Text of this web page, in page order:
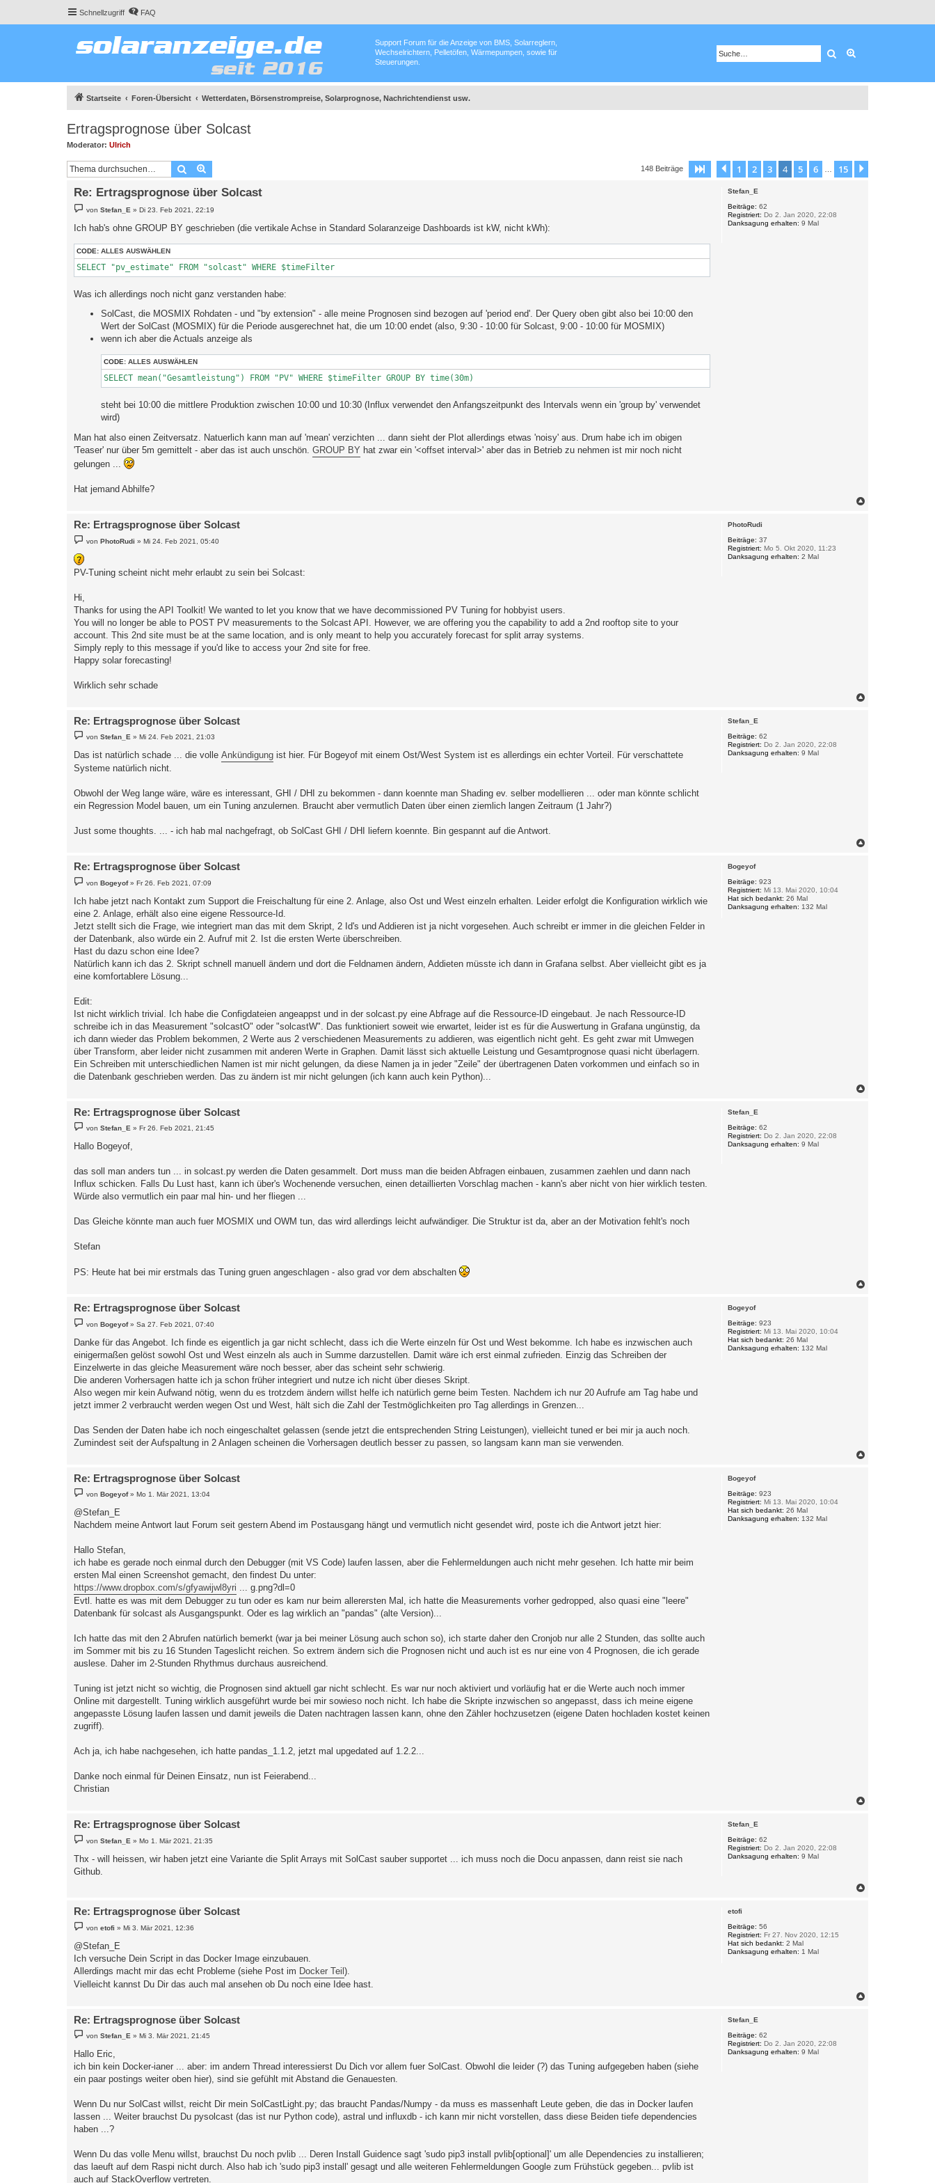
Schnellzugriff FAQ
Support Forum für die Anzeige von BMS, Solarreglern,
Wechselrichtern, Pelletöfen, Wärmepumpen, sowie für
Steuerungen.
Suche
Startseite Foren-Übersicht Wetterdaten, Börsenstrompreise, Solarprognose, Nachrichtendienst usw.
Ertragsprognose über Solcast
Moderator: Ulrich
Suche 148 Beiträge Seite von15
Vorherige
1 2 3 4 5 6 15
Stefan_E
Beiträge: 62
Registriert: Do 2. Jan 2020, 22:08
Danksagung erhalten: 9 Mal
Re: Ertragsprognose über Solcast
e
t
a
vonStefan_E »Di 23. Feb 2021, 22:19
Ich hab's ohne GROUP BY geschrieben (die vertikale Achse in Standard Solaranzeige Dashboards ist kW, nicht kWh):
CODE: ALLES AUSWÄHLEN
SELECT "pv_estimate" FROM "solcast" WHERE $timeFilter
Was ich allerdings noch nicht ganz verstanden habe:
SolCast, die MOSMIX Rohdaten - und "by extension" - alle meine Prognosen sind bezogen auf 'period end'. Der Query oben gibt also bei 10:00 den
Wert der SolCast (MOSMIX) für die Periode ausgerechnet hat, die um 10:00 endet (also, 9:30 - 10:00 für Solcast, 9:00 - 10:00 für MOSMIX)
wenn ich aber die Actuals anzeige als
CODE: ALLES AUSWÄHLEN
SELECT mean("Gesamtleistung") FROM "PV" WHERE $timeFilter GROUP BY time(30m)
steht bei 10:00 die mittlere Produktion zwischen 10:00 und 10:30 (Influx verwendet den Anfangszeitpunkt des Intervals wenn ein 'group by' verwendet
wird)
Man hat also einen Zeitversatz. Natuerlich kann man auf 'mean' verzichten ... dann sieht der Plot allerdings etwas 'noisy' aus. Drum habe ich im obigen
'Teaser' nur über 5m gemittelt - aber das ist auch unschön. GROUP BY hat zwar ein '<offset interval>' aber das in Betrieb zu nehmen ist mir noch nicht
gelungen ...
Hat jemand Abhilfe?
PhotoRudi
Beiträge: 37
Registriert: Mo 5. Okt 2020, 11:23
Danksagung erhalten: 2 Mal
Re: Ertragsprognose über Solcast
e
t
r
vonPhotoRudi »Mi 24. Feb 2021, 05:40
PV-Tuning scheint nicht mehr erlaubt zu sein bei Solcast:
Hi,
Thanks for using the API Toolkit! We wanted to let you know that we have decommissioned PV Tuning for hobbyist users.
You will no longer be able to POST PV measurements to the Solcast API. However, we are offering you the capability to add a 2nd rooftop site to your
account. This 2nd site must be at the same location, and is only meant to help you accurately forecast for split array systems.
Simply reply to this message if you'd like to access your 2nd site for free.
Happy solar forecasting!
Wirklich sehr schade
Stefan_E
Beiträge: 62
Registriert: Do 2. Jan 2020, 22:08
Danksagung erhalten: 9 Mal
Re: Ertragsprognose über Solcast
t
r
vonStefan_E » Mi 24. Feb 2021, 21:03
Das ist natürlich schade ... die volle Ankündigung ist hier. Für Bogeyof mit einem Ost/West System ist es allerdings ein echter Vorteil. Für verschattete
Systeme natürlich nicht.
Obwohl der Weg lange wäre, wäre es interessant, GHI / DHI zu bekommen - dann koennte man Shading ev. selber modellieren ... oder man könnte schlicht
ein Regression Model bauen, um ein Tuning anzulernen. Braucht aber vermutlich Daten über einen ziemlich langen Zeitraum (1 Jahr?)
Just some thoughts. ... - ich hab mal nachgefragt, ob SolCast GHI / DHI liefern koennte. Bin gespannt auf die Antwort.
Bogeyof
Beiträge: 923
Registriert: Mi 13. Mai 2020, 10:04
Hat sich bedankt: 26 Mal
Danksagung erhalten: 132 Mal
Re: Ertragsprognose über Solcast
e
t
r
g
vonBogeyof»Fr 26. Feb 2021, 07:09
Ich habe jetzt nach Kontakt zum Support die Freischaltung für eine 2. Anlage, also Ost und West einzeln erhalten. Leider erfolgt die Konfiguration wirklich wie
eine 2. Anlage, erhält also eine eigene Ressource-Id.
Jetzt stellt sich die Frage, wie integriert man das mit dem Skript, 2 Id's und Addieren ist ja nicht vorgesehen. Auch schreibt er immer in die gleichen Felder in
der Datenbank, also würde ein 2. Aufruf mit 2. Ist die ersten Werte überschreiben.
Hast du dazu schon eine Idee?
Natürlich kann ich das 2. Skript schnell manuell ändern und dort die Feldnamen ändern, Addieten müsste ich dann in Grafana selbst. Aber vielleicht gibt es ja
eine komfortablere Lösung...
Edit:
Ist nicht wirklich trivial. Ich habe die Configdateien angeappst und in der solcast.py eine Abfrage auf die Ressource-ID eingebaut. Je nach Ressource-ID
schreibe ich in das Measurement "solcastO" oder "solcastW". Das funktioniert soweit wie erwartet, leider ist es für die Auswertung in Grafana ungünstig, da
ich dann wieder das Problem bekommen, 2 Werte aus 2 verschiedenen Measurements zu addieren, was eigentlich nicht geht. Es geht zwar mit Umwegen
über Transform, aber leider nicht zusammen mit anderen Werte in Graphen. Damit lässt sich aktuelle Leistung und Gesamtprognose quasi nicht überlagern.
Ein Schreiben mit unterschiedlichen Namen ist mir nicht gelungen, da diese Namen ja in jeder "Zeile" der übertragenen Daten vorkommen und einfach so in
die Datenbank geschrieben werden. Das zu ändern ist mir nicht gelungen (ich kann auch kein Python)...
Stefan_E
Beiträge: 62
Registriert: Do 2. Jan 2020, 22:08
Danksagung erhalten: 9 Mal
Re: Ertragsprognose über Solcast
i
t
g
vonStefan_E » Fr 26. Feb 2021, 21:45
Hallo Bogeyof,
das soll man anders tun ... in solcast.py werden die Daten gesammelt. Dort muss man die beiden Abfragen einbauen, zusammen zaehlen und dann nach
Influx schicken. Falls Du Lust hast, kann ich über's Wochenende versuchen, einen detaillierten Vorschlag machen - kann's aber nicht von hier wirklich testen.
Würde also vermutlich ein paar mal hin- und her fliegen ...
Das Gleiche könnte man auch fuer MOSMIX und OWM tun, das wird allerdings leicht aufwändiger. Die Struktur ist da, aber an der Motivation fehlt's noch
Stefan
PS: Heute hat bei mir erstmals das Tuning gruen angeschlagen - also grad vor dem abschalten
Bogeyof
Beiträge: 923
Registriert: Mi 13. Mai 2020, 10:04
Hat sich bedankt: 26 Mal
Danksagung erhalten: 132 Mal
Re: Ertragsprognose über Solcast
e
t
r
g
vonBogeyof»Sa 27. Feb 2021, 07:40
Danke für das Angebot. Ich finde es eigentlich ja gar nicht schlecht, dass ich die Werte einzeln für Ost und West bekomme. Ich habe es inzwischen auch
einigermaßen gelöst sowohl Ost und West einzeln als auch in Summe darzustellen. Damit wäre ich erst einmal zufrieden. Einzig das Schreiben der
Einzelwerte in das gleiche Measurement wäre noch besser, aber das scheint sehr schwierig.
Die anderen Vorhersagen hatte ich ja schon früher integriert und nutze ich nicht über dieses Skript.
Also wegen mir kein Aufwand nötig, wenn du es trotzdem ändern willst helfe ich natürlich gerne beim Testen. Nachdem ich nur 20 Aufrufe am Tag habe und
jetzt immer 2 verbraucht werden wegen Ost und West, hält sich die Zahl der Testmöglichkeiten pro Tag allerdings in Grenzen...
Das Senden der Daten habe ich noch eingeschaltet gelassen (sende jetzt die entsprechenden String Leistungen), vielleicht tuned er bei mir ja auch noch.
Zumindest seit der Aufspaltung in 2 Anlagen scheinen die Vorhersagen deutlich besser zu passen, so langsam kann man sie verwenden.
Bogeyof
Beiträge: 923
Registriert: Mi 13. Mai 2020, 10:04
Hat sich bedankt: 26 Mal
Danksagung erhalten: 132 Mal
Re: Ertragsprognose über Solcast
i
t
r
von Bogeyof» Mo 1. Mär 2021, 13:04
@Stefan_E
Nachdem meine Antwort laut Forum seit gestern Abend im Postausgang hängt und vermutlich nicht gesendet wird, poste ich die Antwort jetzt hier:
Hallo Stefan,
ich habe es gerade noch einmal durch den Debugger (mit VS Code) laufen lassen, aber die Fehlermeldungen auch nicht mehr gesehen. Ich hatte mir beim
ersten Mal einen Screenshot gemacht, den findest Du unter:
https://www.dropbox.com/s/gfyawijwl8yri ... g.png?dl=0
Evtl. hatte es was mit dem Debugger zu tun oder es kam nur beim allerersten Mal, ich hatte die Measurements vorher gedropped, also quasi eine "leere"
Datenbank für solcast als Ausgangspunkt. Oder es lag wirklich an "pandas" (alte Version)...
Ich hatte das mit den 2 Abrufen natürlich bemerkt (war ja bei meiner Lösung auch schon so), ich starte daher den Cronjob nur alle 2 Stunden, das sollte auch
im Sommer mit bis zu 16 Stunden Tageslicht reichen. So extrem ändern sich die Prognosen nicht und auch ist es nur eine von 4 Prognosen, die ich gerade
auslese. Daher im 2-Stunden Rhythmus durchaus ausreichend.
Tuning ist jetzt nicht so wichtig, die Prognosen sind aktuell gar nicht schlecht. Es war nur noch aktiviert und vorläufig hat er die Werte auch noch immer
Online mit dargestellt. Tuning wirklich ausgeführt wurde bei mir sowieso noch nicht. Ich habe die Skripte inzwischen so angepasst, dass ich meine eigene
angepasste Lösung laufen lassen und damit jeweils die Daten nachtragen lassen kann, ohne den Zähler hochzusetzen (eigene Daten hochladen kostet keinen
zugriff).
Ach ja, ich habe nachgesehen, ich hatte pandas_1.1.2, jetzt mal upgedated auf 1.2.2...
Danke noch einmal für Deinen Einsatz, nun ist Feierabend...
Christian
Stefan_E
Beiträge: 62
Registriert: Do 2. Jan 2020, 22:08
Danksagung erhalten: 9 Mal
Re: Ertragsprognose über Solcast
e
t
r
vonStefan_E »Mo 1. Mär 2021, 21:35
Thx - will heissen, wir haben jetzt eine Variante die Split Arrays mit SolCast sauber supportet ... ich muss noch die Docu anpassen, dann reist sie nach
Github.
etofi
Beiträge: 56
Registriert: Fr 27. Nov 2020, 12:15
Hat sich bedankt: 2 Mal
Danksagung erhalten: 1 Mal
Re: Ertragsprognose über Solcast
e
i
t
r
g
vonetofi »Mi 3. Mär 2021, 12:36
@Stefan_E
Ich versuche Dein Script in das Docker Image einzubauen.
Allerdings macht mir das echt Probleme (siehe Post im Docker Teil ).
Vielleicht kannst Du Dir das auch mal ansehen ob Du noch eine Idee hast.
Stefan_E
Beiträge: 62
Registriert: Do 2. Jan 2020, 22:08
Danksagung erhalten: 9 Mal
Re: Ertragsprognose über Solcast
i
t
r
g
vonStefan_E » Mi 3. Mär 2021, 21:45
Hallo Eric,
ich bin kein Docker-ianer ... aber: im andern Thread interessierst Du Dich vor allem fuer SolCast. Obwohl die leider (?) das Tuning aufgegeben haben (siehe
ein paar postings weiter oben hier), sind sie gefühlt mit Abstand die Genauesten.
Wenn Du nur SolCast willst, reicht Dir mein SolCastLight.py; das braucht Pandas/Numpy - da muss es massenhaft Leute geben, die das in Docker laufen
lassen ... Weiter brauchst Du pysolcast (das ist nur Python code), astral und influxdb - ich kann mir nicht vorstellen, dass diese Beiden tiefe dependencies
haben ...?
Wenn Du das volle Menu willst, brauchst Du noch pvlib ... Deren Install Guidence sagt 'sudo pip3 install pvlib[optional]' um alle Dependencies zu installieren;
das laeuft auf dem Raspi nicht durch. Also hab ich 'sudo pip3 install' gesagt und alle weiteren Fehlermeldungen Google zum Frühstück gegeben... pvlib ist
auch auf StackOverflow vertreten.